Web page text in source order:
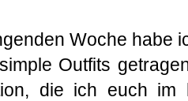
Woche habe
Outfits
die ich euch im